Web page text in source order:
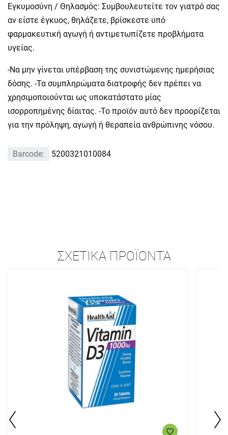
Εγκυμοσύνη / Θηλασμός: Συμβουλευτείτε τον γιατρό σας
αν είστε έγκυος, θηλάζετε, βρίσκεστε υπό
φαρμακευτική αγωγή ή αντιμετωπίζετε προβλήματα
υγείας.
-Να μην γίνεται υπέρβαση της συνιστώμενης ημερήσιας
δόσης. -Τα συμπληρώματα διατροφής δεν πρέπει να
χρησιμοποιούνται ως υποκατάστατο μίας
ισορροπημένης δίαιτας. -Το προϊόν αυτό δεν προορίζεται
για την πρόληψη, αγωγή ή θεραπεία ανθρώπινης νόσου.
Barcode: 5200321010084
ΣΧΕΤΙΚΆ ΠΡΟΪΌΝΤΑ